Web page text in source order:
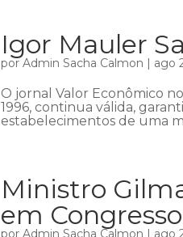
Igor Mauler
porAdmin Sacha Calmon | ago
O jornal Valor Econômico
1996, continua válida,
estabelecimentos de uma
Ministro
em
porAdmin Sacha Calmon | ago